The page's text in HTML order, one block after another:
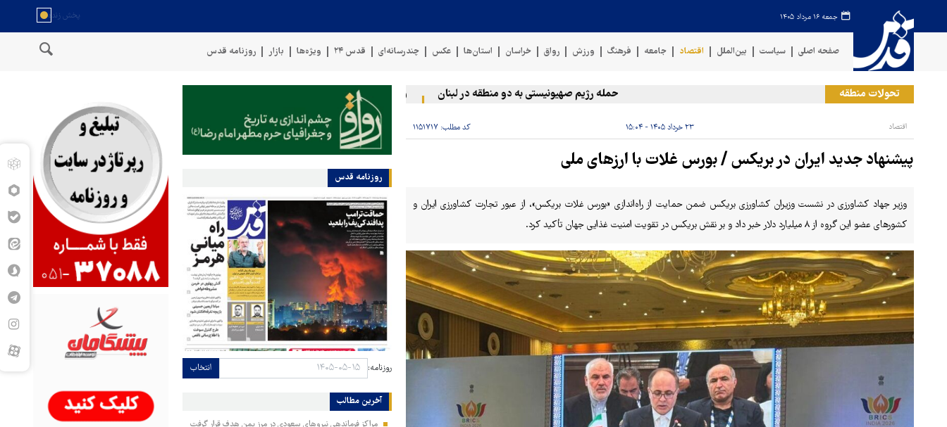
جمعه ۱۶ مرداد ۱۴۰۵
صفحه اصلی سیاست بین‌الملل اقتصاد جامعه فرهنگ ورزش رواق خراسان استان‌ها عکس چندرسانه‌ای قدس ۲۴ ویژه‌ها بازار روزنامه قدس
تحولات منطقه حمله رژیم صهیونیستی به دو منطقه در لبنان وقوع حادثه دریایی در سواحل عمان
اقتصاد ۲۳ خرداد ۱۴۰۵ - ۱۵:۰۴ کد مطلب: ۱۱۵۱۷۱۷
پیشنهاد جدید ایران در بریکس / بورس غلات با ارزهای ملی
وزیر جهاد کشاورزی در نشست وزیران کشاورزی بریکس ضمن حمایت از راه‌اندازی «بورس غلات بریکس»، از عبور تجارت کشاورزی ایران و
کشورهای عضو این گروه از ۸ میلیارد دلار خبر داد و بر نقش بریکس در تقویت امنیت غذایی جهان تأکید کرد.
روزنامه قدس
روزنامه: انتخاب
آخرین مطالب